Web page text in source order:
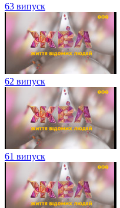
63 випуск
62 випуск
61 випуск